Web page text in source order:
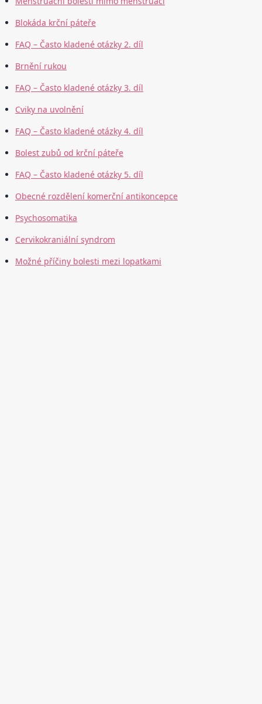
Blokáda krční páteře
FAQ – Často kladené otázky 2. díl
Brnění rukou
FAQ – Často kladené otázky 3. díl
Cviky na uvolnění
FAQ – Často kladené otázky 4. díl
Bolest zubů od krční páteře
FAQ – Často kladené otázky 5. díl
Obecné rozdělení komerční antikoncepce
Psychosomatika
Cervikokraniální syndrom
Možné příčiny bolesti mezi lopatkami